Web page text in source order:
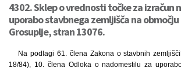
4302. Sklep o vrednosti točke za izračun
uporabo stavbnega zemljišča na območju
Grosuplje, stran 13076.
Na podlagi 61. člena Zakona o stavbnih
18/84), 10. člena Odloka o nadomestilu za